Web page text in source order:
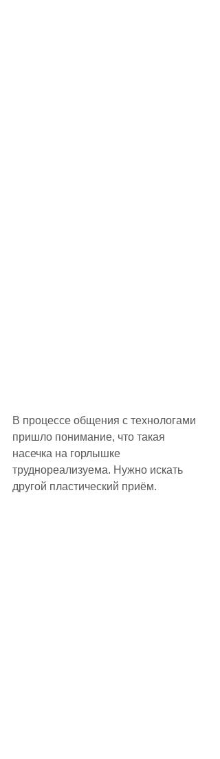
В процессе общения с технологами
пришло понимание, что такая
насечка на горлышке
труднореализуема. Нужно искать
другой пластический приём.